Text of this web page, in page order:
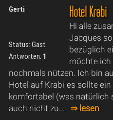
Gerti
Status: Gast
Antworten: 1
Hotel Krabi
Hi alle
Jacques
bezüglich
möchte ich
nochmals nützen. Ich bin
Hotel auf Krabi-es sollte
komfortabel (was natürlich
auch nicht zu... ⇒ lesen